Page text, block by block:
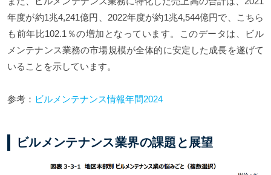
年度が約1兆4,241億円、2022年度が約1兆4,544億円で、こちら
も前年比102.1％の増加となっています。このデータは、ビル
メンテナンス業務の市場規模が全体的に安定した成長を遂げて
いることを示しています。
参考： ビルメンテナンス情報年間2024
ビルメンテナンス業界の課題と展望